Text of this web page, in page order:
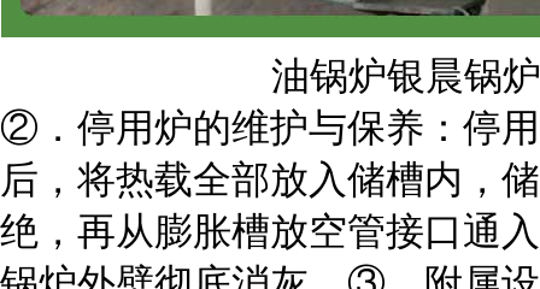
油锅炉银晨锅
②．停用炉的维护与保养：停
后，将热载全部放入储槽内，
绝，再从膨胀槽放空管接口通